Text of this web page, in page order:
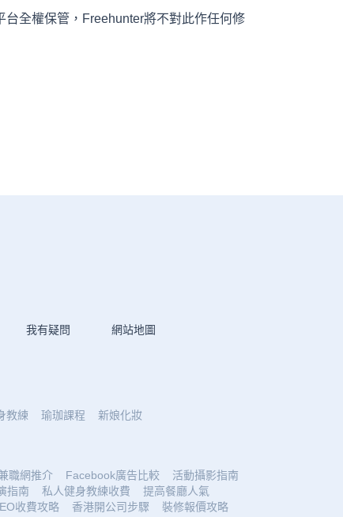
台全權保管，Freehunter將不對此作任何修
我有疑問
網站地圖
教練 瑜珈課程 新娘化妝
職網推介 Facebook廣告比較
活動攝影指南
指南 私人健身教練收費
提高餐廳人氣
收費攻略 香港開公司步驟
裝修報價攻略